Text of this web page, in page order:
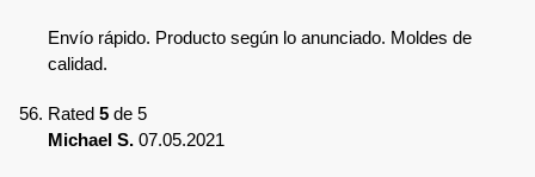
Envío rápido. Producto según lo anunciado. Moldes de
calidad.
Rated 5 de 5
Michael S. 07.05.2021